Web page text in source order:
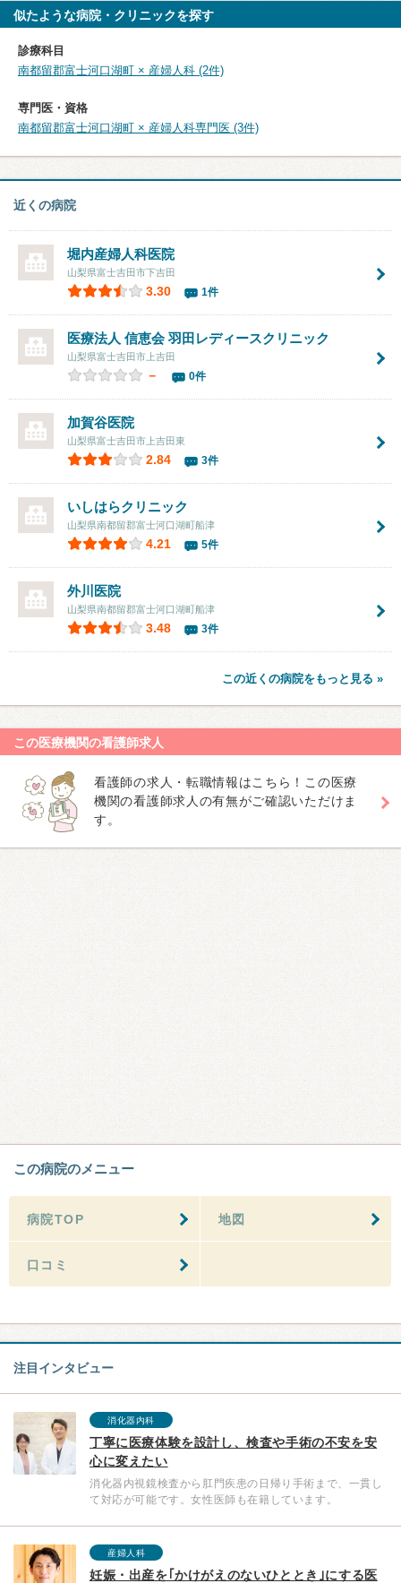
似たような病院・クリニックを探す
診療科目
南都留郡富士河口湖町 × 産婦人科 (2件)
専門医・資格
南都留郡富士河口湖町 × 産婦人科専門医 (3件)
近くの病院
堀内産婦人科医院
山梨県富士吉田市下吉田
3.30 1件
医療法人 信恵会羽田レディースクリニック
山梨県富士吉田市上吉田
－ 0件
加賀谷医院
山梨県富士吉田市上吉田東
2.84 3件
いしはらクリニック
山梨県南都留郡富士河口湖町船津
4.21 5件
外川医院
山梨県南都留郡富士河口湖町船津
3.48 3件
この近くの病院をもっと見る »
この医療機関の看護師求人
看護師の求人・転職情報はこちら！この医療
機関の看護師求人の有無がご確認いただけま
す。
この病院のメニュー
病院TOP 地図
口コミ
注目インタビュー
消化器内科
丁寧に医療体験を設計し、検査や手術の不安を安
心に変えたい
消化器内視鏡検査から肛門疾患の日帰り手術まで、一貫し
て対応が可能です。女性医師も在籍しています。
産婦人科
妊娠・出産を｢かけがえのないひととき｣にする医